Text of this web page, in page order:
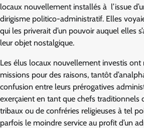
locaux nouvellement installés à l’issue
dirigisme politico-administratif. Elles
qui les priverait d’un pouvoir auquel elles
leur objet nostalgique.
Les élus locaux nouvellement investis
missions pour des raisons, tantôt
confusion entre leurs prérogatives
exerçaient en tant que chefs traditionnels
tribaux ou de confréries religieuses à tel
parfois le moindre service au profit d’un